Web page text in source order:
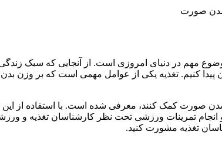
مهم در دنیای امروزی است. از آنجایی که سبک
کنیم. تغذیه یکی از عوامل مهمی است که بر وزن
شدن صورت کمک کنند، معرفی شده است. با استفاده از
و انجام تمرینات ورزشی تحت نظر کارشناسان تغذیه
تغذیه مشورت کنید.